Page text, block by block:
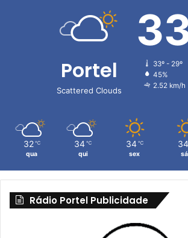
Portel
Scattered Clouds
33º - 29º
45%
2.52 km/h
32 ℃
qua
34 ℃
qui
34 ℃
sex
34
Rádio Portel Publicidade